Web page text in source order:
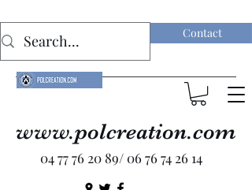
04 77 76 20 89/ 06 76 74 26 14
www.polcreation.com
Contact